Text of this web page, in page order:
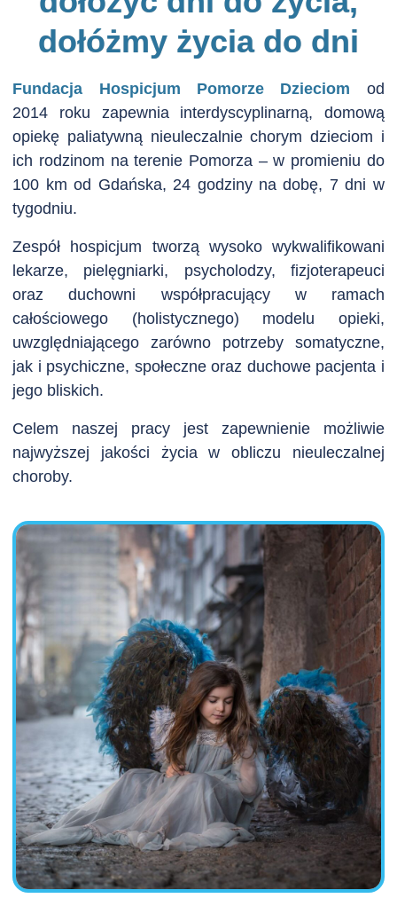
dołóżmy życia do dni
Fundacja Hospicjum Pomorze Dzieciom od
2014 roku zapewnia interdyscyplinarną, domową
opiekę paliatywną nieuleczalnie chorym dzieciom i
ich rodzinom na terenie Pomorza – w promieniu do
100 km od Gdańska, 24 godziny na dobę, 7 dni w
tygodniu.
Zespół hospicjum tworzą wysoko wykwalifikowani
lekarze, pielęgniarki, psycholodzy, fizjoterapeuci
oraz duchowni współpracujący w ramach
całościowego (holistycznego) modelu opieki,
uwzględniającego zarówno potrzeby somatyczne,
jak i psychiczne, społeczne oraz duchowe pacjenta i
jego bliskich.
Celem naszej pracy jest zapewnienie możliwie
najwyższej jakości życia w obliczu nieuleczalnej
choroby.